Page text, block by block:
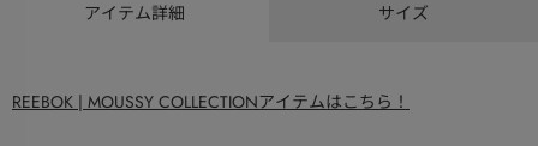
アイテム詳細 サイズ
REEBOK | MOUSSY COLLECTIONアイテムはこちら！